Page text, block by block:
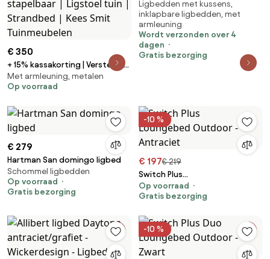
€ 350
+ 15% kassakorting | Verstelbaar
ligbed Manifesto | Aluminium |
Grijs - Antraciet | Ligbed
Strandbed | Kees Smit
Tuinmeubelen
Met armleuning, metalen
Op voorraad
tuinstoel antraciet
Ligbedden met kussens,
inklapbare ligbedden, met
armleuning
Wordt verzonden over 4
dagen
Gratis bezorging
€ 279
Hartman San domingo ligbed
Schommel ligbedden
Op voorraad
Gratis bezorging
-10 %
€ 197€ 219
Switch Plus
Loungebed Outdoor -
Antraciet
Op voorraad
Gratis bezorging
-10 %